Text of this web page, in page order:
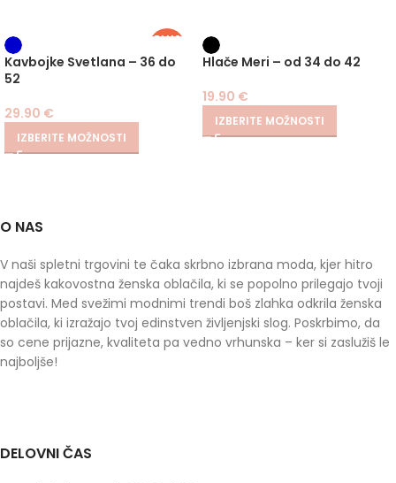
PLUS
Kavbojke Svetlana – 36 do
52
29.90 €
IZBERITE MOŽNOSTI
Hlače Meri – od 34 do 42
19.90 €
IZBERITE MOŽNOSTI
O NAS
V naši spletni trgovini te čaka skrbno izbrana moda, kjer hitro
najdeš kakovostna ženska oblačila, ki se popolno prilegajo tvoji
postavi. Med svežimi modnimi trendi boš zlahka odkrila ženska
oblačila, ki izražajo tvoj edinstven življenjski slog. Poskrbimo, da
so cene prijazne, kvaliteta pa vedno vrhunska – ker si zaslužiš le
najboljše!
DELOVNI ČAS